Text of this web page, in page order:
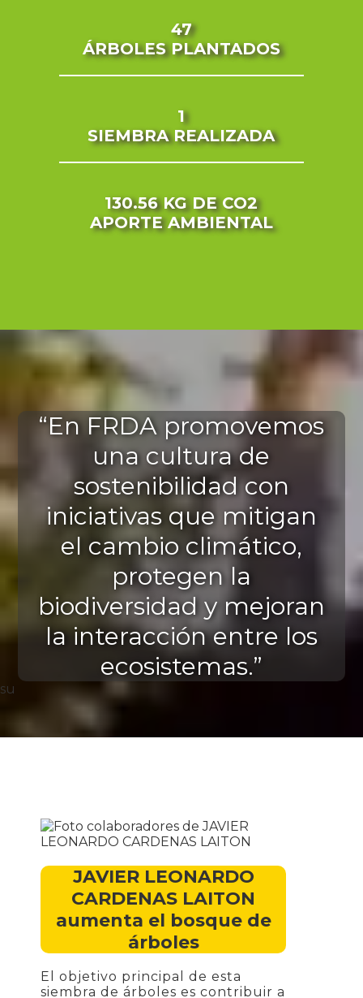
47
ÁRBOLES PLANTADOS
1
SIEMBRA REALIZADA
130.56 KGDE CO2
APORTE AMBIENTAL
“En FRDA promovemos
una cultura de
sostenibilidad con
iniciativas que mitigan
el cambio climático,
protegen la
biodiversidad y mejoran
la interacción entre los
ecosistemas.”
su
JAVIER LEONARDO
CARDENAS LAITON
aumenta el bosque de
árboles
El objetivo principal de esta
siembra de árboles es contribuir a